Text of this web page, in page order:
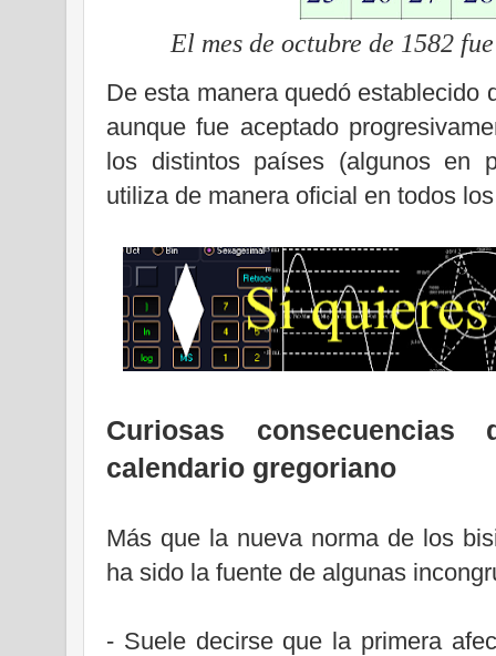
El mes de octubre de 1582
De esta manera quedó establecido
aunque fue aceptado
los distintos países (algunos en
utiliza de manera oficial en todos
Curiosas
calendario gregoriano
Más que la nueva norma de los
ha sido la fuente de algunas
- Suele decirse que la primera